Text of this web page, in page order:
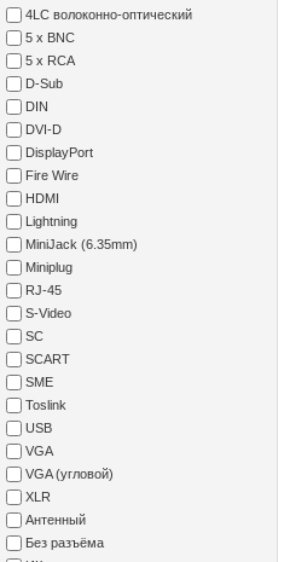
4LC волоконно-оптический
5 x BNC
5 x RCA
D-Sub
DIN
DVI-D
DisplayPort
Fire Wire
HDMI
Lightning
MiniJack (6.35mm)
Miniplug
RJ-45
S-Video
SC
SCART
SME
Toslink
USB
VGA
VGA (угловой)
XLR
Антенный
Без разъёма